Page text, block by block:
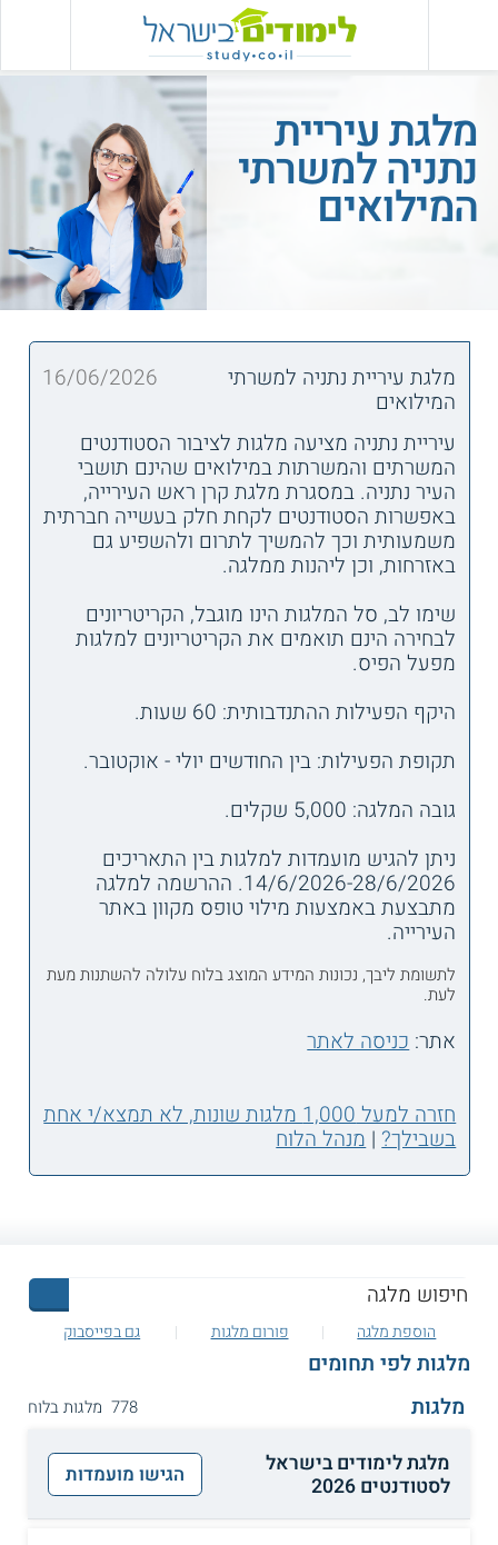
מלגת עיריית
נתניה למשרתי
המילואים
מלגת עיריית נתניה למשרתי
המילואים
16/06/2026
עיריית נתניה מציעה מלגות לציבור הסטודנטים
המשרתים והמשרתות במילואים שהינם תושבי
העיר נתניה. במסגרת מלגת קרן ראש העירייה,
באפשרות הסטודנטים לקחת חלק בעשייה חברתית
משמעותית וכך להמשיך לתרום ולהשפיע גם
באזרחות, וכן ליהנות ממלגה.
שימו לב, סל המלגות הינו מוגבל, הקריטריונים
לבחירה הינם תואמים את הקריטריונים למלגות
מפעל הפיס.
היקף הפעילות ההתנדבותית: 60 שעות.
תקופת הפעילות: בין החודשים יולי - אוקטובר.
גובה המלגה: 5,000 שקלים.
ניתן להגיש מועמדות למלגות בין התאריכים
14/6/2026-28/6/2026. ההרשמה למלגה
מתבצעת באמצעות מילוי טופס מקוון באתר
העירייה.
לתשומת ליבך, נכונות המידע המוצג בלוח עלולה להשתנות מעת
לעת.
אתר:כניסה לאתר
חזרה למעל 1,000 מלגות שונות, לא תמצא/י אחת
בשבילך?|מנהל הלוח
הוספת מלגה פורום מלגות גם בפייסבוק
מלגות לפי תחומים
מלגות
778 מלגות בלוח
מלגת לימודים בישראל
לסטודנטים 2026
הגישו מועמדות